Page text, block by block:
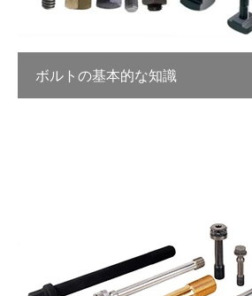
ボルトの基本的な知識